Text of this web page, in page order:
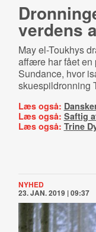
verdens
May el-Toukhys
affære har fået en
Sundance, hvor
skuespildronning
Læs også:
Læs også: Saftig
Læs også: Trine
NYHED
23. JAN. 2019 | 09:37